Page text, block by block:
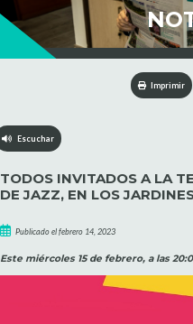
Imprimir
Escuchar
TODOS INVITADOS A LA
DE JAZZ, EN LOS
Publicado el febrero 14, 2023
Este miércoles 15 de febrero, a las